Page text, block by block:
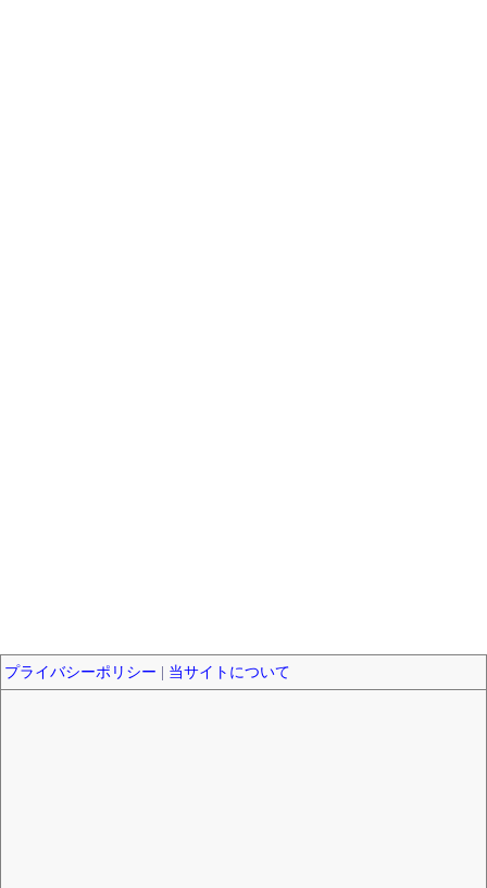
プライバシーポリシー 当サイトについて